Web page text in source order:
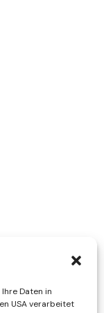
Daten in
USA verarbeitet